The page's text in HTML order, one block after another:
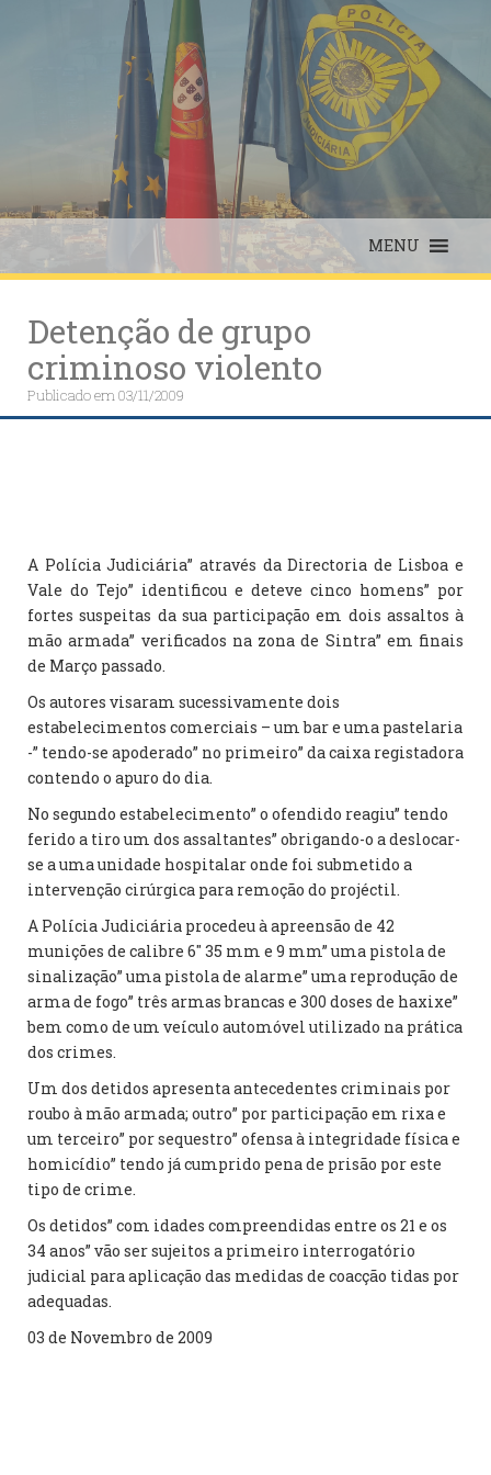
MENU
Detenção de grupo
criminoso violento
Publicado em03/11/2009
A Polícia Judiciária” através da Directoria de Lisboa e
Vale do Tejo” identificou e deteve cinco homens” por
fortes suspeitas da sua participação em dois assaltos à
mão armada” verificados na zona de Sintra” em finais
de Março passado.
Os autores visaram sucessivamente dois
estabelecimentos comerciais – um bar e uma pastelaria
-” tendo-se apoderado” no primeiro” da caixa registadora
contendo o apuro do dia.
No segundo estabelecimento” o ofendido reagiu” tendo
ferido a tiro um dos assaltantes” obrigando-o a deslocar-
se a uma unidade hospitalar onde foi submetido a
intervenção cirúrgica para remoção do projéctil.
A Polícia Judiciária procedeu à apreensão de 42
munições de calibre 6″ 35 mm e 9 mm” uma pistola de
sinalização” uma pistola de alarme” uma reprodução de
arma de fogo” três armas brancas e 300 doses de haxixe”
bem como de um veículo automóvel utilizado na prática
dos crimes.
Um dos detidos apresenta antecedentes criminais por
roubo à mão armada; outro” por participação em rixa e
um terceiro” por sequestro” ofensa à integridade física e
homicídio” tendo já cumprido pena de prisão por este
tipo de crime.
Os detidos” com idades compreendidas entre os 21 e os
34 anos” vão ser sujeitos a primeiro interrogatório
judicial para aplicação das medidas de coacção tidas por
adequadas.
03 de Novembro de 2009